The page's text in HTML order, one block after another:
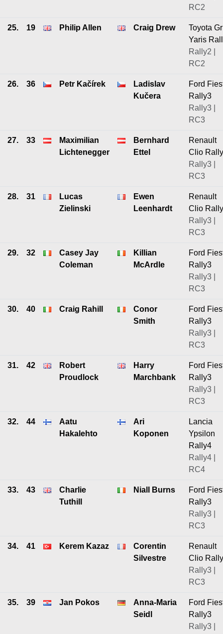
RC2
25. 19 Philip Allen Craig Drew
Toyota Gr
Yaris
Rally2 |
RC2
26. 36 Petr Kačírek
Ladislav
Kučera
Ford
Rally3
Rally3 |
RC3
27. 33
Maximilian
Lichtenegger
Bernhard
Ettel
Renault
Clio
Rally3 |
RC3
28. 31
Lucas
Zielinski
Ewen
Leenhardt
Renault
Clio
Rally3 |
RC3
29. 32
Casey Jay
Coleman
Killian
McArdle
Ford
Rally3
Rally3 |
RC3
30. 40 Craig Rahill
Conor
Smith
Ford
Rally3
Rally3 |
RC3
31. 42
Robert
Proudlock
Harry
Marchbank
Ford
Rally3
Rally3 |
RC3
32. 44
Aatu
Hakalehto
Ari
Koponen
Lancia
Ypsilon
Rally4
Rally4 |
RC4
33. 43
Charlie
Tuthill
Niall Burns
Ford
Rally3
Rally3 |
RC3
34. 41 Kerem Kazaz
Corentin
Silvestre
Renault
Clio
Rally3 |
RC3
35. 39 Jan Pokos
Anna-Maria
Seidl
Ford
Rally3
Rally3 |